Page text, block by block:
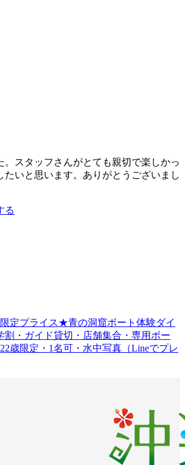
。スタッフさんがとても親切で楽しかっ
たいと思います。ありがとうございまし
る
定プライス★青の洞窟ボート体験ダイ
割・ガイド貸切・店舗集合・専用ボー
歳限定・1名可・水中写真（Lineでプレ